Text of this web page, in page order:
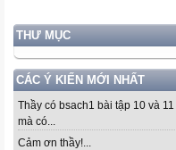
THƯ MỤC
CÁC Ý KIẾN MỚI NHẤT
Thầy có bsach1 bài tập 10 và 11
mà có...
Cảm ơn thầy!...